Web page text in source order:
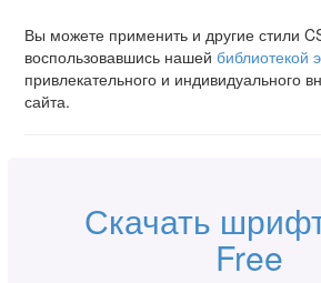
Вы можете применить и другие стили
воспользовавшись нашей библиотекой
привлекательного и индивидуального
сайта.
Скачать
Free